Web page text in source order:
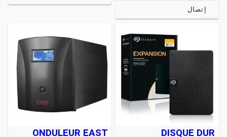
إتصال
DISQUE DUR
ONDULEUR EAST